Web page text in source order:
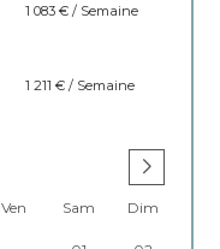
1 083 € / Semaine
1 211 € / Semaine
Ven Sam Dim